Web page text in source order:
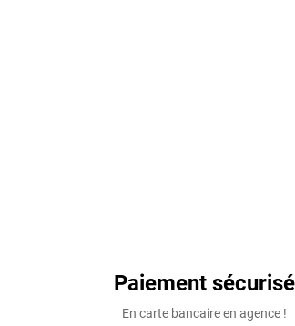
Paiement sécurisé
En carte bancaire en agence !